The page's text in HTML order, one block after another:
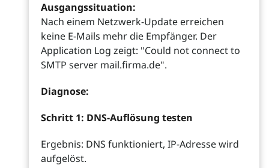
Ausgangssituation:
Nach einem Netzwerk-Update erreichen
keine E-Mails mehr die Empfänger. Der
Application Log zeigt: "Could not connect to
SMTP server mail.firma.de".
Diagnose:
Schritt 1: DNS-Auflösung testen
Ergebnis: DNS funktioniert, IP-Adresse wird
aufgelöst.